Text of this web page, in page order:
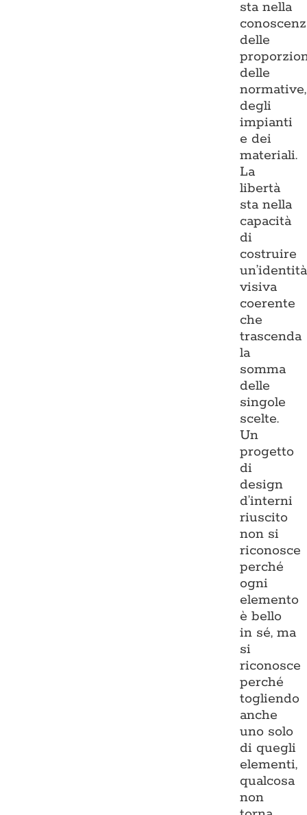
sta nella
delle
delle
normative,
degli
impianti
e dei
materiali.
La
libertà
sta nella
capacità
di
costruire
un’identità
visiva
coerente
che
trascenda
la
somma
delle
singole
scelte.
Un
progetto
di
design
d’interni
riuscito
non si
riconosce
perché
ogni
elemento
è bello
in sé, ma
si
riconosce
perché
togliendo
anche
uno solo
di quegli
elementi,
qualcosa
non